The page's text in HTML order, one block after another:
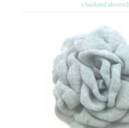
(Ausland